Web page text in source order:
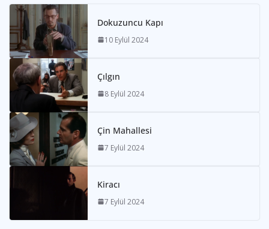
Dokuzuncu Kapı
10 Eylül 2024
Çılgın
8 Eylül 2024
Çin Mahallesi
7 Eylül 2024
Kiracı
7 Eylül 2024